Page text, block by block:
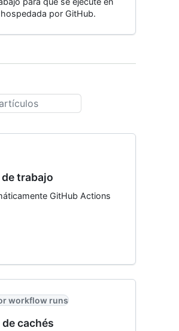
por GitHub.
trabajo
GitHub Actions
workflow runs
cachés